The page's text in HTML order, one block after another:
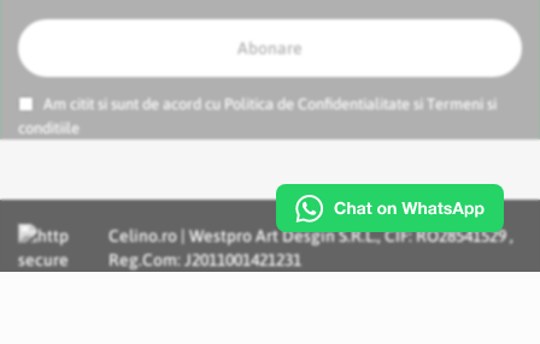
Abonare
Am citit si sunt de acord cu Politica de Confidentialitate si
Termeni si
conditiile
Celino.ro | Westpro Art Desgin S.R.L., CIF: RO28541529 ,
Reg.Com: J2011001421231